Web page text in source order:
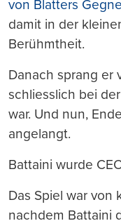
von Blatters
damit in der
Berühmtheit.
Danach sprang er
schliesslich bei
war. Und nun,
angelangt.
Battaini wurde
Das Spiel war von
nachdem Battaini